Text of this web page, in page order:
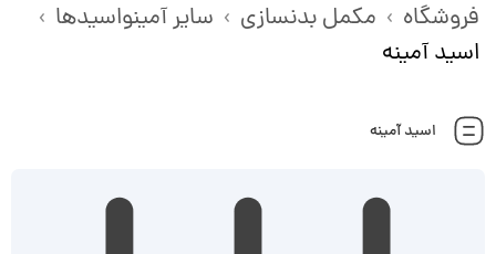
فروشگاه مکمل بدنسازی
سایر آمینواسیدها
اسید آمینه
اسید آمینه